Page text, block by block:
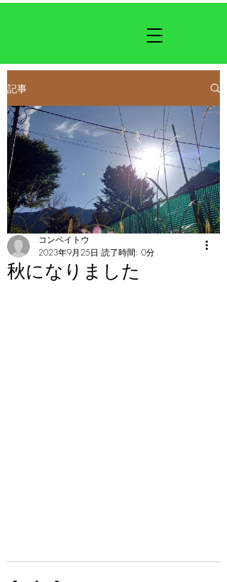
記事
秋になりました
コンペイトウ
2023年9月25日 読了時間: 0分